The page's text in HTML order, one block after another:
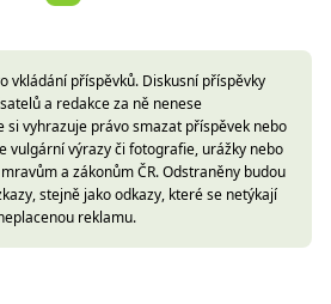
vkládání příspěvků. Diskusní příspěvky
a redakce za ně nenese
si vyhrazuje právo smazat příspěvek nebo
vulgární výrazy či fotografie, urážky nebo
a zákonům ČR. Odstraněny budou
stejně jako odkazy, které se netýkají
reklamu.